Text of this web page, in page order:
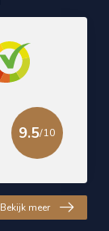
9.5/10
Bekijk meer